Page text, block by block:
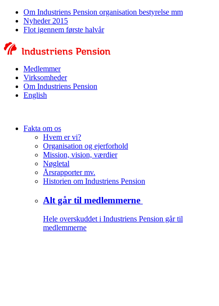
Om Industriens Pension organisation bestyrelse mm
Nyheder 2015
Flot igennem første halvår
Medlemmer
Virksomheder
Om Industriens Pension
English
Fakta om os
Hvem er vi?
Organisation og ejerforhold
Mission, vision, værdier
Nøgletal
Årsrapporter mv.
Historien om Industriens Pension
Alt går til medlemmerne
Hele overskuddet i Industriens Pension går til
medlemmerne